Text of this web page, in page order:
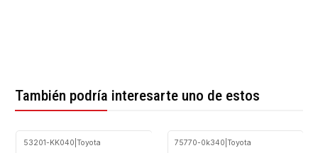
También podría interesarte uno de estos
53201-KK040 Toyota 75770-0k340 Toyota